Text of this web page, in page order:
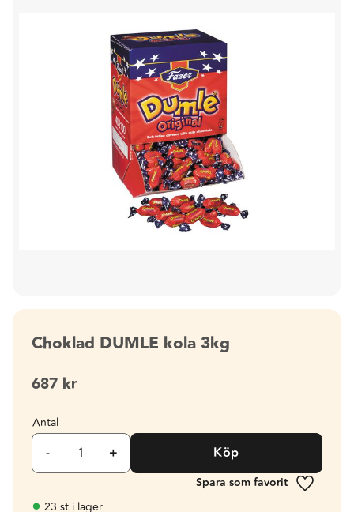
Choklad DUMLE kola 3kg
687 kr
Antal
+
- Köp
Lägg till
23 st i lager